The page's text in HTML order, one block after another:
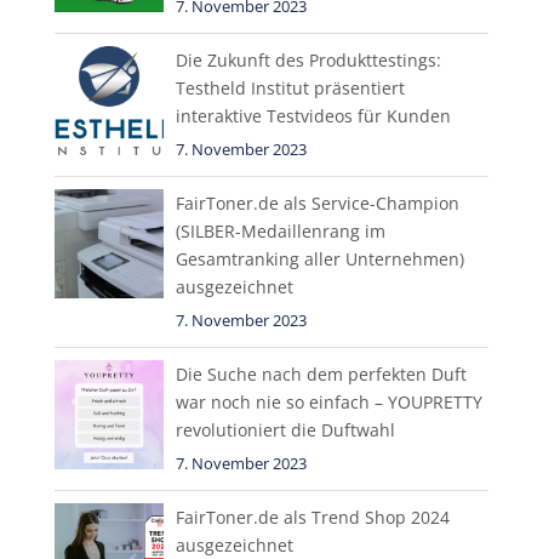
7. November 2023
Die Zukunft des Produkttestings:
Testheld Institut präsentiert
interaktive Testvideos für Kunden
7. November 2023
FairToner.de als Service-Champion
(SILBER-Medaillenrang im
Gesamtranking aller Unternehmen)
ausgezeichnet
7. November 2023
Die Suche nach dem perfekten Duft
war noch nie so einfach – YOUPRETTY
revolutioniert die Duftwahl
7. November 2023
FairToner.de als Trend Shop 2024
ausgezeichnet